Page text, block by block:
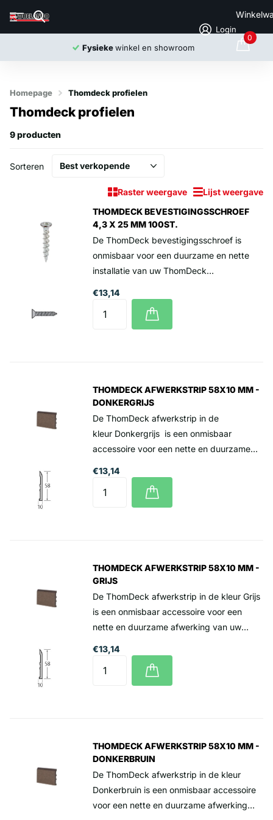
Login
0
Fysiekewinkel en showroom
Homepage Thomdeck profielen
Thomdeck profielen
9 producten
Raster weergave Lijst weergave
Sorteren
THOMDECK BEVESTIGINGSSCHROEF
4,3 X 25 MM 100ST.
De ThomDeck bevestigingsschroef is
onmisbaar voor een duurzame en nette
installatie van uw ThomDeck
om de planken stevig en veilig vast te
zetten, wat zorgt voor een stabiele en
professionele uitstraling van uw terras.
€13,14
THOMDECK AFWERKSTRIP 58X10 MM -
DONKERGRIJS
De ThomDeck afwerkstrip in de
kleur Donkergrijs is een onmisbaar
accessoire voor een nette en duurzame
terrasplanken. Deze strip is ontworpen om
de randen van de terrasplanken strak af
te werken, wat zorgt voor een
volle lengte van 3 meter
€13,14
THOMDECK AFWERKSTRIP 58X10 MM -
GRIJS
De ThomDeck afwerkstrip in de kleur Grijs
is een onmisbaar accessoire voor een
nette en duurzame afwerking van uw
ontworpen om de randen van de
terrasplanken strak af te werken, wat
zorgt voor een professionele en verzorgde
€13,14
THOMDECK AFWERKSTRIP 58X10 MM -
DONKERBRUIN
De ThomDeck afwerkstrip in de kleur
Donkerbruin is een onmisbaar accessoire
voor een nette en duurzame afwerking